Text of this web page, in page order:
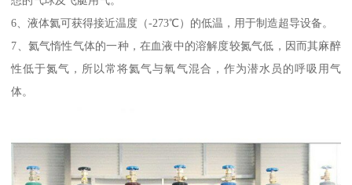
6、液体氦可获得接近温度（-273℃）的低温，用于制造超导设备。
7、氦气惰性气体的一种，在血液中的溶解度较氮气低，因而其麻醉
性低于氮气，所以常将氦气与氧气混合，作为潜水员的呼吸用气
体。